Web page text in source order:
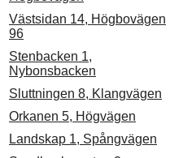
Västsidan 14, Högbovägen
96
Stenbacken 1,
Nybonsbacken
Sluttningen 8, Klangvägen
Orkanen 5, Högvägen
Landskap 1, Spångvägen